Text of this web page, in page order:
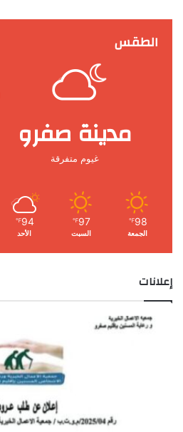
الطقس
مدينة صفرو
غيوم متفرقة
98
℉
الجمعة
97
℉
السبت
94
℉
الأحد
إعلانات